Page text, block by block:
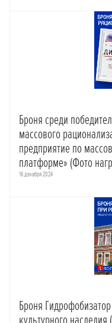
Броня среди
массового
предприятие по
платформе» (Фото
16 декабря 2024
Броня